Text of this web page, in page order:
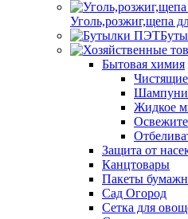
Уголь,розжиг,щепа
Бытовая химия
Шампуни
Жидкое
Защита от
Канцтовары
Пакеты
Сад Огород
Сетка для